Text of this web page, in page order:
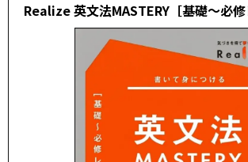
Realize 英文法MASTERY［基礎～必修